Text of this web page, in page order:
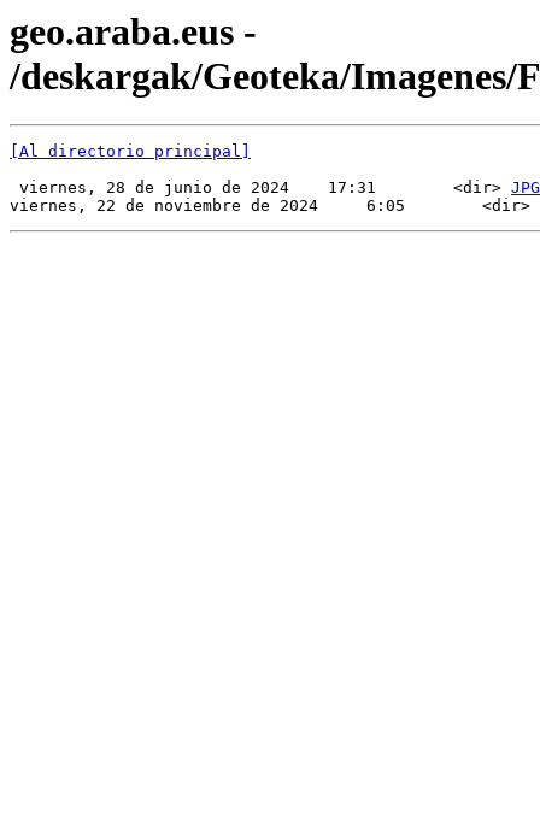
geo.araba.eus -
/deskargak/Geoteka/Imagenes/
[Al directorio principal]
viernes, 28 de junio de 2024    17:31        <dir> JPG
viernes, 22 de noviembre de 2024     6:05        <dir>